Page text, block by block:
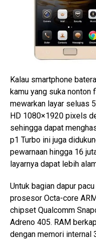
Kalau smartphone
kamu yang suka
mewarkan layar seluas
HD 1080×1920 pixels
sehingga dapat
p1 Turbo ini juga
pewarnaan hingga 16
layarnya dapat lebih
Untuk bagian dapur
prosesor Octa-core
chipset Qualcomm
Adreno 405. RAM
dengan memori internal